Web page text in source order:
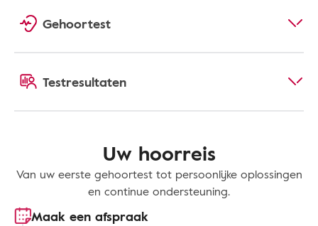
Gehoortest
Testresultaten
Uw hoorreis
Van uw eerste gehoortest tot persoonlijke oplossingen
en continue ondersteuning.
Maak een afspraak